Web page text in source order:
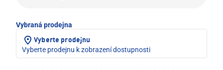
Vybraná prodejna
Vyberte prodejnu
Vyberte prodejnu k zobrazení dostupnosti